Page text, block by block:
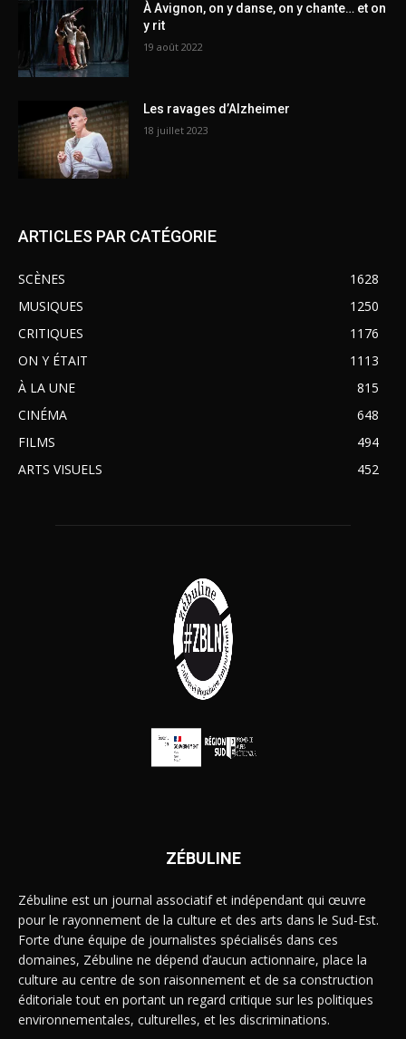
À Avignon, on y danse, on y chante… et on
y rit
19 août 2022
Les ravages d’Alzheimer
18 juillet 2023
ARTICLES PAR CATÉGORIE
SCÈNES
1628
MUSIQUES
1250
CRITIQUES
1176
ON Y ÉTAIT
1113
À LA UNE
815
CINÉMA
648
FILMS
494
ARTS VISUELS
452
ZÉBULINE
Zébuline est un journal associatif et indépendant qui œuvre
pour le rayonnement de la culture et des arts dans le Sud-Est.
Forte d’une équipe de journalistes spécialisés dans ces
domaines, Zébuline ne dépend d’aucun actionnaire, place la
culture au centre de son raisonnement et de sa construction
éditoriale tout en portant un regard critique sur les politiques
environnementales, culturelles, et les discriminations.